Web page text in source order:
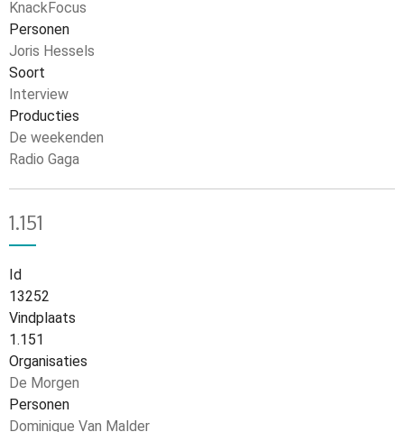
KnackFocus
Personen
Joris Hessels
Soort
Interview
Producties
De weekenden
Radio Gaga
1.151
Id
13252
Vindplaats
1.151
Organisaties
De Morgen
Personen
Dominique Van Malder